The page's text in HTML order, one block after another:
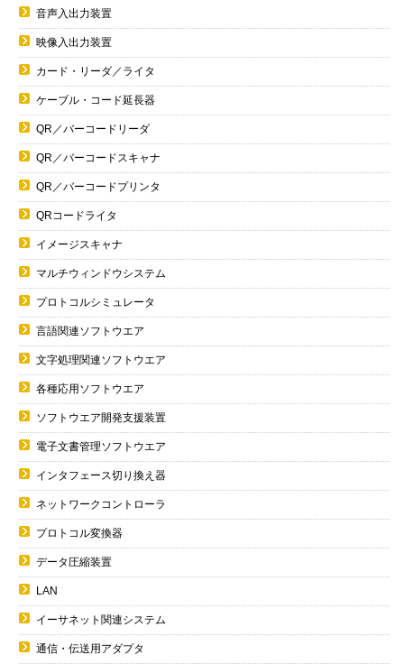
音声入出力装置
映像入出力装置
カード・リーダ／ライタ
ケーブル・コード延長器
QR／バーコードリーダ
QR／バーコードスキャナ
QR／バーコードプリンタ
QRコードライタ
イメージスキャナ
マルチウィンドウシステム
プロトコルシミュレータ
言語関連ソフトウエア
文字処理関連ソフトウエア
各種応用ソフトウエア
ソフトウエア開発支援装置
電子文書管理ソフトウエア
インタフェース切り換え器
ネットワークコントローラ
プロトコル変換器
データ圧縮装置
LAN
イーサネット関連システム
通信・伝送用アダプタ